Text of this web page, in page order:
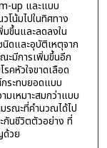
up และแบบ
น้มไปในทิศทาง
ขึ้นและลดลงใน
นิดและอุบัติเหตุจาก
ะมีการเพิ่มขึ้นอีก
คหัวใจขาดเลือด
ระทบยอดแบบ
เหมาะสมกว่าแบบ
รณะที่คำนวณได้ไป
กันชีวิตตัวอย่าง ที่
ด้วย